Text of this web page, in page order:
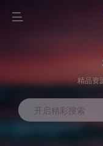
精品资
开启精彩搜索